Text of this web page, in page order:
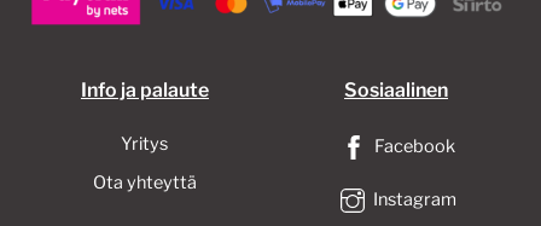
Info ja palaute
Yritys
Ota yhteyttä
Sosiaalinen
Facebook
Instagram